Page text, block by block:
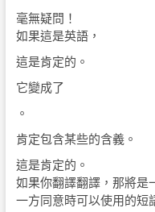
毫無疑問！
如果這是英語，
這是肯定的。
它變成了
。
肯定包含某些的含義。
這是肯定的。
如果你翻譯翻譯，那將是
一方同意時可以使用的短